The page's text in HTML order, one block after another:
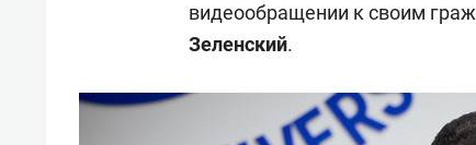
видеообращении к своим
Зеленский.